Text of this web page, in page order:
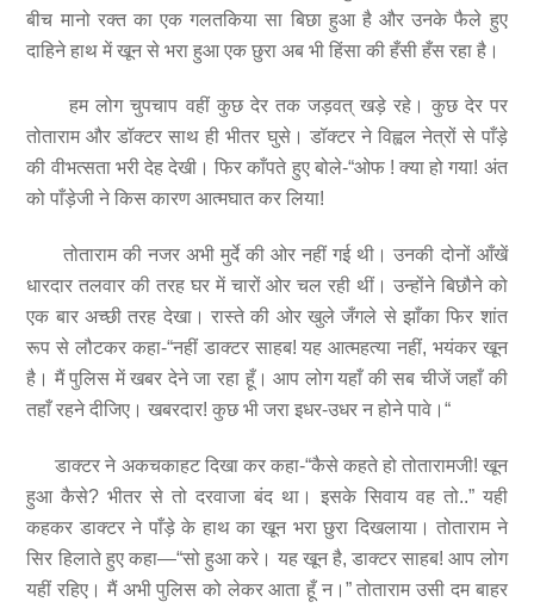
बीच मानो रक्त का एक गलतकिया सा बिछा हुआ है और उनके फैले हुए
दाहिने हाथ में खून से भरा हुआ एक छुरा अब भी हिंसा की हँसी हँस रहा है।
हम लोग चुपचाप वहीं कुछ देर तक जड़वत् खड़े रहे। कुछ देर पर
तोताराम और डॉक्टर साथ ही भीतर घुसे। डॉक्टर ने विह्वल नेत्रों से पाँड़े
की वीभत्सता भरी देह देखी। फिर काँपते हुए बोले-“ओफ ! क्या हो गया! अंत
को पाँड़ेजी ने किस कारण आत्मघात कर लिया!
तोताराम की नजर अभी मुर्दे की ओर नहीं गई थी। उनकी दोनों आँखें
धारदार तलवार की तरह घर में चारों ओर चल रही थीं। उन्होंने बिछौने को
एक बार अच्छी तरह देखा। रास्ते की ओर खुले जँगले से झाँका फिर शांत
रूप से लौटकर कहा-“नहीं डाक्टर साहब! यह आत्महत्या नहीं, भयंकर खून
है। मैं पुलिस में खबर देने जा रहा हूँ। आप लोग यहाँ की सब चीजें जहाँ की
तहाँ रहने दीजिए। खबरदार! कुछ भी जरा इधर-उधर न होने पावे।“
डाक्टर ने अकचकाहट दिखा कर कहा-“कैसे कहते हो तोतारामजी! खून
हुआ कैसे? भीतर से तो दरवाजा बंद था। इसके सिवाय वह तो..” यही
कहकर डाक्टर ने पाँड़े के हाथ का खून भरा छुरा दिखलाया। तोताराम ने
सिर हिलाते हुए कहा—“सो हुआ करे। यह खून है, डाक्टर साहब! आप लोग
यहीं रहिए। मैं अभी पुलिस को लेकर आता हूँ न।” तोताराम उसी दम बाहर